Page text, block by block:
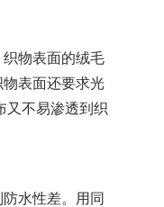
物表面的绒毛
表面还要求光
又不易渗透到织
水性差。用同